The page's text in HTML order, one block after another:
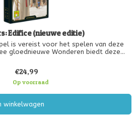
Edifice (nieuwe editie)
is vereist voor het spelen van deze
spannender!
€24,99
Op voorraad
winkelwagen